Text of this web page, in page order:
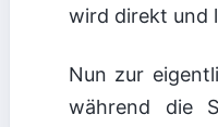
wird direkt und
Nun zur
während die